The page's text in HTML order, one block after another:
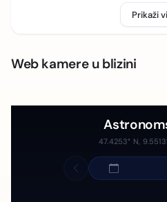
Prikaži
Web kamere u blizini
47.4253° N,